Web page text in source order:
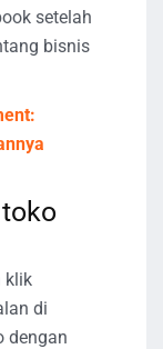
setelah
bisnis
klik
di
dengan